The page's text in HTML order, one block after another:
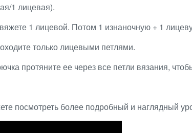
1 лицевая).
1 лицевой. Потом 1 изнаночную + 1
только лицевыми петлями.
протяните ее через все петли вязания,
посмотреть более подробный и наглядный